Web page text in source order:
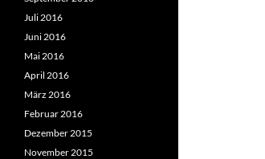
Juli 2016
Juni 2016
Mai 2016
April 2016
März 2016
Februar 2016
Dezember 2015
November 2015